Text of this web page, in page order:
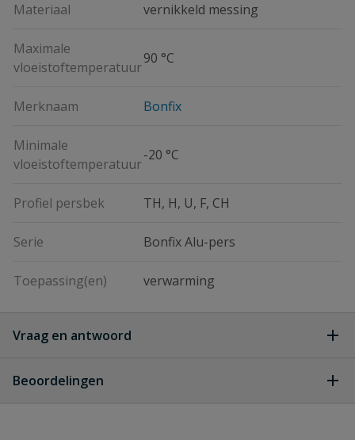
Materiaal vernikkeld messing
Maximale
vloeistoftemperatuur
90 °C
Merknaam Bonfix
Minimale
vloeistoftemperatuur
-20 °C
Profiel persbek TH, H, U, F, CH
Serie Bonfix Alu-pers
Toepassing(en) verwarming
Vraag en antwoord
Beoordelingen